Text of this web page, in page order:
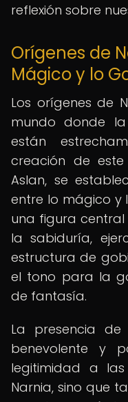
reflexión sobre
Orígenes de
Mágico y lo
Los orígenes de
mundo donde
están
creación de
Aslan, se
entre lo mágico y
una figura
la sabiduría,
estructura de
el tono para la
de fantasía.
La presencia
benevolente y
legitimidad a
Narnia, sino que